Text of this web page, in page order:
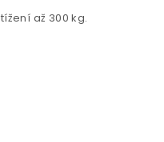
až 300 kg.